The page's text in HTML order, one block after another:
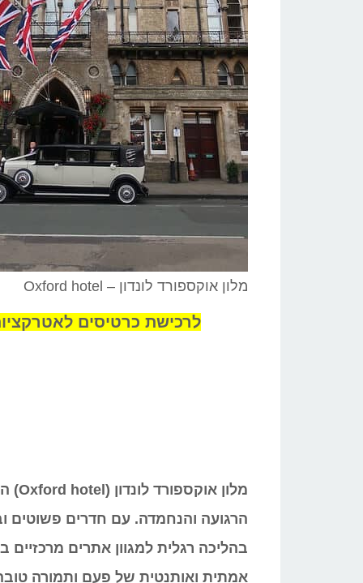
מלון אוקספורד לונדון – Oxford hotel
לרכישת כרטיסים לאטרקציות
מלון אוקספורד לונדון ( Oxford hotel
הרגועה והנחמדה. עם חדרים פשוטים
בהליכה רגלית למגוון אתרים מרכזיים
אמתית ואותנטית של פעם ותמורה